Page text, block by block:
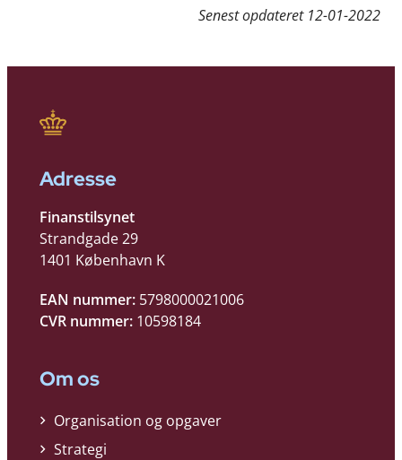
Senest opdateret 12-01-2022
Adresse
Finanstilsynet
Strandgade 29
1401 København K
EAN nummer: 5798000021006
CVR nummer: 10598184
Om os
Organisation og opgaver
Strategi